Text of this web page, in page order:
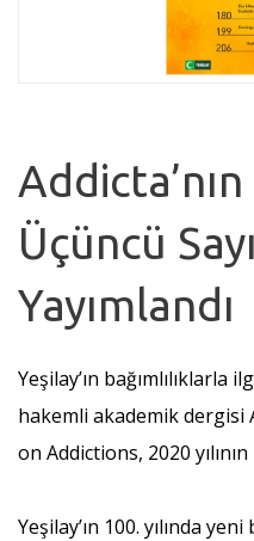
Addicta’nın
Üçüncü
Yayımlandı
Yeşilay’ın bağımlılıklarla
hakemli akademik dergisi
on Addictions, 2020 yılının
Yeşilay’ın 100. yılında